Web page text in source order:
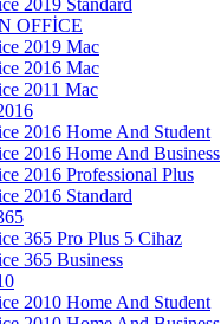
2019 Standard
OFFİCE
2019 Mac
2016 Mac
2011 Mac
2016 Home And Student
2016 Home And Business
2016 Professional Plus
2016 Standard
365 Pro Plus 5 Cihaz
365 Business
2010 Home And Student